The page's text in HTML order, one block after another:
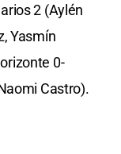
2 (Aylén
Yasmín
0-
Castro).